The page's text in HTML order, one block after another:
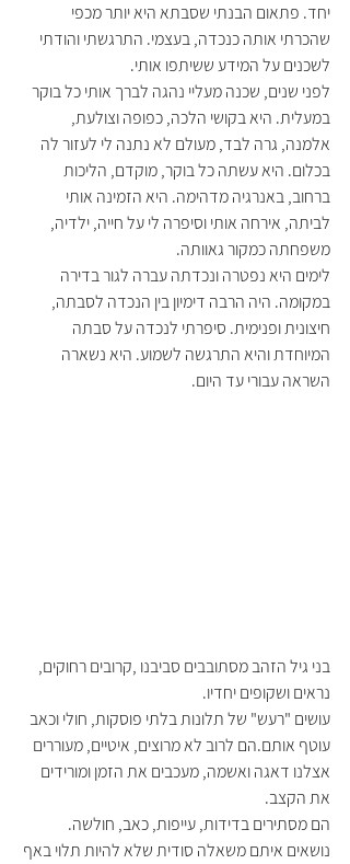
יחד. פתאום הבנתי שסבתא היא יותר מכפי
שהכרתי אותה כנכדה, בעצמי. התרגשתי והודתי
לשכנים על המידע ששיתפו אותי.
לפני שנים, שכנה מעליי נהגה לברך אותי כל בוקר
במעלית. היא בקושי הלכה, כפופה וצולעת,
אלמנה, גרה לבד, מעולם לא נתנה לי לעזור לה
בכלום. היא עשתה כל בוקר, מוקדם, הליכות
ברחוב, באנרגיה מדהימה. היא הזמינה אותי
לביתה, אירחה אותי וסיפרה לי על חייה, ילדיה,
משפחתה כמקור גאוותה.
לימים היא נפטרה ונכדתה עברה לגור בדירה
במקומה. היה הרבה דימיון בין הנכדה לסבתה,
חיצונית ופנימית. סיפרתי לנכדה על סבתה
המיוחדת והיא התרגשה לשמוע. היא נשארה
השראה עבורי עד היום.
בני גיל הזהב מסתובבים סביבנו ,קרובים רחוקים,
נראים ושקופים יחדיו.
עושים "רעש" של תלונות בלתי פוסקות, חולי וכאב
עוטף אותם.הם לרוב לא מרוצים, איטיים, מעוררים
אצלנו דאגה ואשמה, מעכבים את הזמן ומורידים
את הקצב.
הם מסתירים בדידות, עייפות, כאב, חולשה.
נושאים איתם משאלה סודית שלא להיות תלוי באף